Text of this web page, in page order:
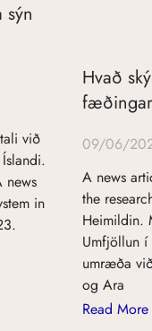
sýn
við
news
in
Hvað
09/06/
A news
the
Heimildin.
Umfjöllun
umræða
og Ara
Read